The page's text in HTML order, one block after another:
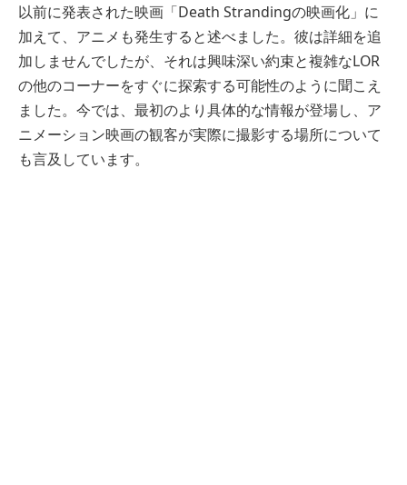
以前に発表された映画「Death Strandingの映画化」に
加えて、アニメも発生すると述べました。彼は詳細を追
加しませんでしたが、それは興味深い約束と複雑なLOR
の他のコーナーをすぐに探索する可能性のように聞こえ
ました。今では、最初のより具体的な情報が登場し、ア
ニメーション映画の観客が実際に撮影する場所について
も言及しています。